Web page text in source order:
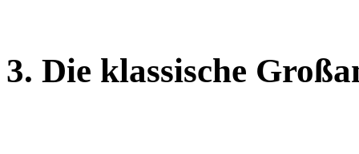
3. Die klassische